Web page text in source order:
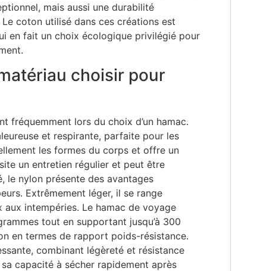
mais aussi une durabilité
coton utilisé dans ces créations est
en fait un choix écologique privilégié pour
choisir pour
fréquemment lors du choix d’un hamac.
et respirante, parfaite pour les
les formes du corps et offre un
un entretien régulier et peut être
le nylon présente des avantages
Extrêmement léger, il se range
intempéries. Le hamac de voyage
tout en supportant jusqu’à 300
en termes de rapport poids-résistance.
combinant légèreté et résistance
capacité à sécher rapidement après